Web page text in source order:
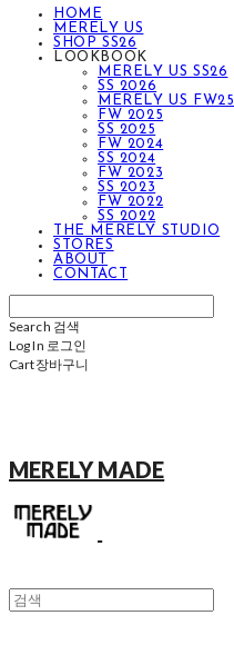
HOME
MERELY US
SHOP SS26
LOOKBOOK
MERELY US SS26
SS 2026
MERELY US FW25
FW 2025
SS 2025
FW 2024
SS 2024
FW 2023
SS 2023
FW 2022
SS 2022
THE MERELY STUDIO
STORES
ABOUT
CONTACT
Search 검색
Log In 로그인
Cart장바구니
MERELY MADE